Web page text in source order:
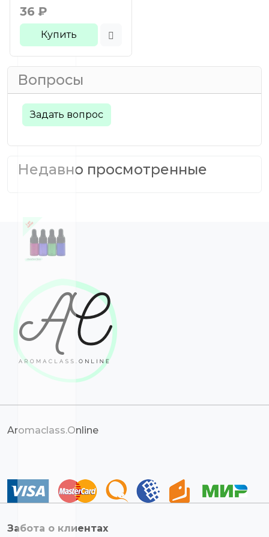
36 ₽
Купить
Вопросы
Задать вопрос
Недавно просмотренные
Aromaclass.Online
Забота о клиентах